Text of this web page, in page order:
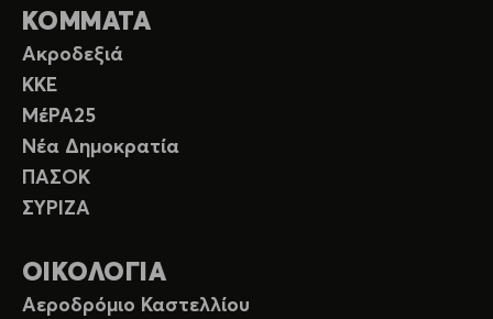
ΚΟΜΜΑΤΑ
Ακροδεξιά
ΚΚΕ
ΜέΡΑ25
Νέα Δημοκρατία
ΠΑΣΟΚ
ΣΥΡΙΖΑ
ΟΙΚΟΛΟΓΙΑ
Αεροδρόμιο Καστελλίου